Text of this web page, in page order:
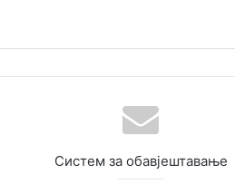
Систем за обавјештавање